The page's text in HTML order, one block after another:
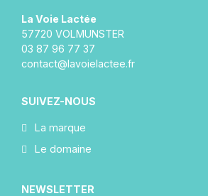
La Voie Lactée
57720 VOLMUNSTER
03 87 96 77 37
contact@lavoielactee.fr
SUIVEZ-NOUS
La marque
Le domaine
NEWSLETTER